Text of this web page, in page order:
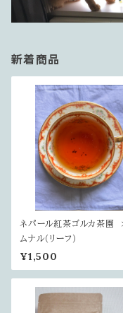
新着商品
ネパール紅茶ゴルカ茶園
ムナル（リーフ）
¥1,500